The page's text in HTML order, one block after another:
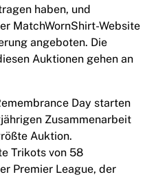
haben, und
MatchWornShirt-Website
angeboten. Die
Auktionen gehen an
Day starten
Zusammenarbeit
Auktion.
Trikots von 58
Premier League, der